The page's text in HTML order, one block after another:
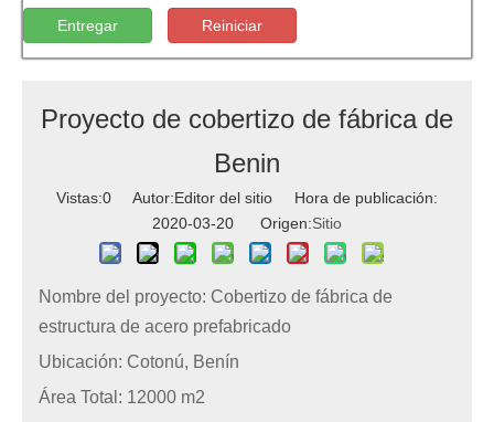
Entregar Reiniciar
Proyecto de cobertizo de fábrica de
Benin
Vistas:0 Autor:Editor del sitio Hora de publicación:
2020-03-20 Origen:Sitio
Nombre del proyecto: Cobertizo de fábrica de
estructura de acero prefabricado
Ubicación: Cotonú, Benín
Área Total: 12000 m2